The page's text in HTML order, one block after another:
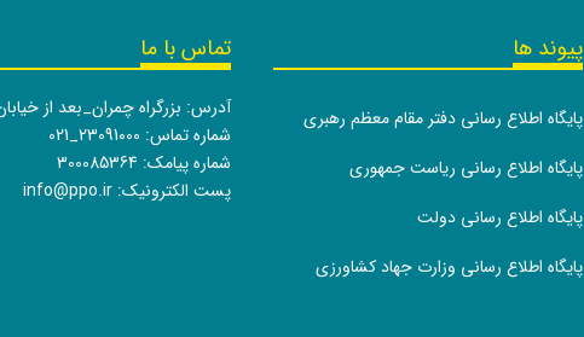
پیوند ها
پایگاه اطلاع رسانی دفتر مقام معظم رهبری
پایگاه اطلاع رسانی ریاست جمهوری
پایگاه اطلاع رسانی دولت
پایگاه اطلاع رسانی وزارت جهاد کشاورزی
تماس با ما
آدرس: بزرگراه چمران_بعد از
شماره تماس: 021_23091000
شماره پیامک: 300085364
پست الکترونیک:info@ppo.ir